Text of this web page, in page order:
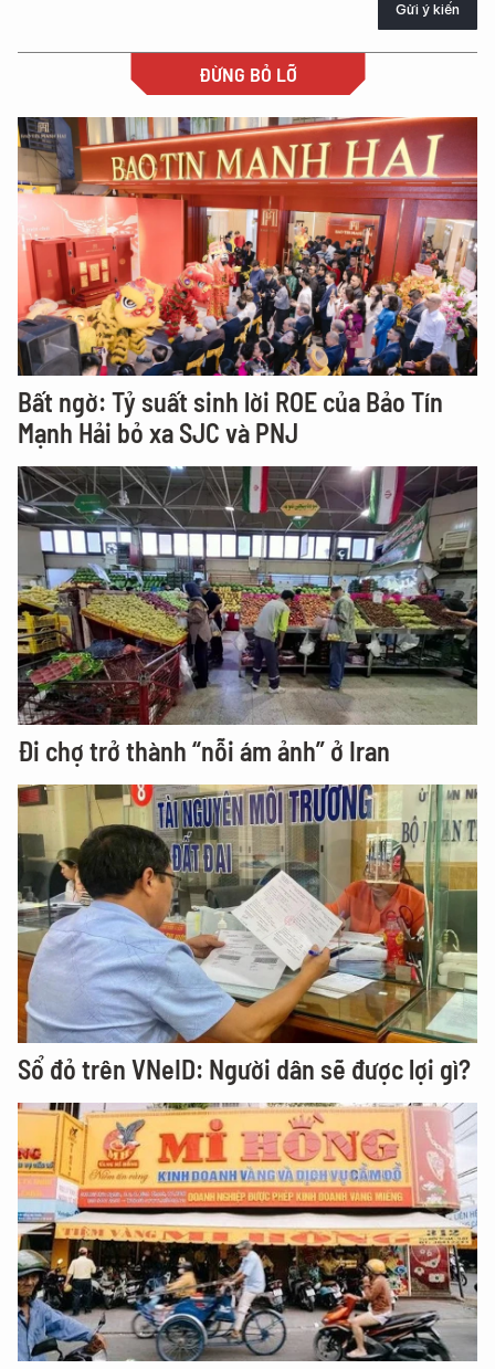
Gửi ý kiến
ĐỪNG BỎ LỠ
Bất ngờ: Tỷ suất sinh lời ROE của Bảo Tín
Mạnh Hải bỏ xa SJC và PNJ
Đi chợ trở thành “nỗi ám ảnh” ở Iran
Sổ đỏ trên VNeID: Người dân sẽ được lợi gì?